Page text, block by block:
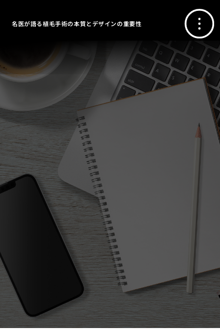
名医が語る植毛手術の本質とデザインの重要性